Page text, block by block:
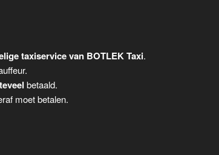
taxiservice van BOTLEK Taxi.
betaald.
moet betalen.